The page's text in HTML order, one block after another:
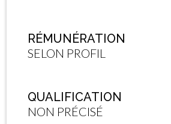
RÉMUNÉRATION
SELON PROFIL
QUALIFICATION
NON PRÉCISÉ